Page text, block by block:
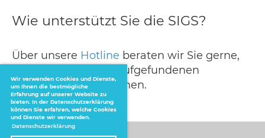
Wir verwenden Cookies und Dienste,
um Ihnen die bestmögliche
Erfahrung auf unserer Website zu
bieten. In der Datenschutzerklärung
können Sie erfahren, welche Cookies
und Dienste wir verwenden.
Datenschutzerklärung
Wie unterstützt Sie die SIGS?
Über unsere Hotline beraten wir Sie gerne,
was Sie im Fall von aufgefundenen
Schildkröten tun können.